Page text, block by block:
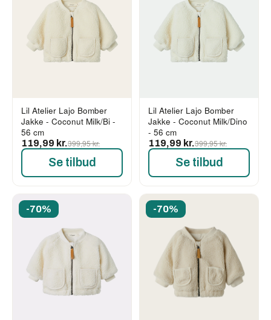
Lil Atelier Lajo Bomber
Jakke - Coconut Milk/Bi -
56 cm
119,99 kr.399,95 kr.
Se tilbud
Lil Atelier Lajo Bomber
Jakke - Coconut Milk/Dino
- 56 cm
119,99 kr.399,95 kr.
Se tilbud
-70% -70%